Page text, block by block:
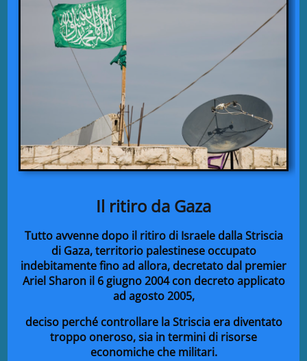
Il ritiro da Gaza
Tutto avvenne dopo il ritiro di Israele dalla Striscia
di Gaza, territorio palestinese occupato
indebitamente fino ad allora, decretato dal premier
Ariel Sharon il 6 giugno 2004 con decreto applicato
ad agosto 2005,
deciso perché controllare la Striscia era diventato
troppo oneroso, sia in termini di risorse
economiche che militari.